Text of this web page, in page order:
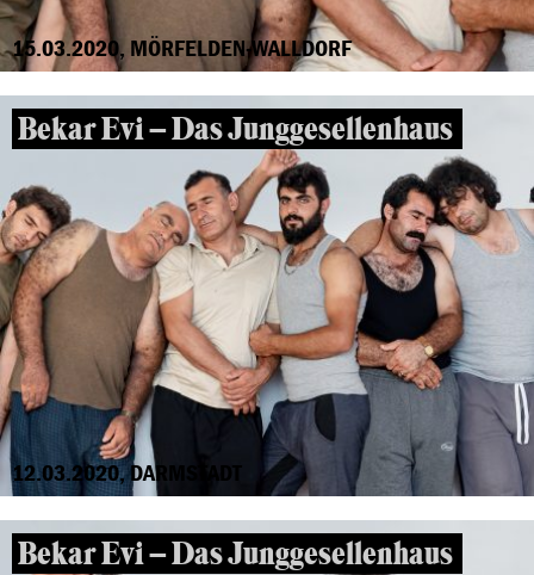
15.03.2020, MÖRFELDEN-WALLDORF
Bekar Evi – Das Junggesellenhaus
12.03.2020, DARMSTADT
Bekar Evi – Das Junggesellenhaus